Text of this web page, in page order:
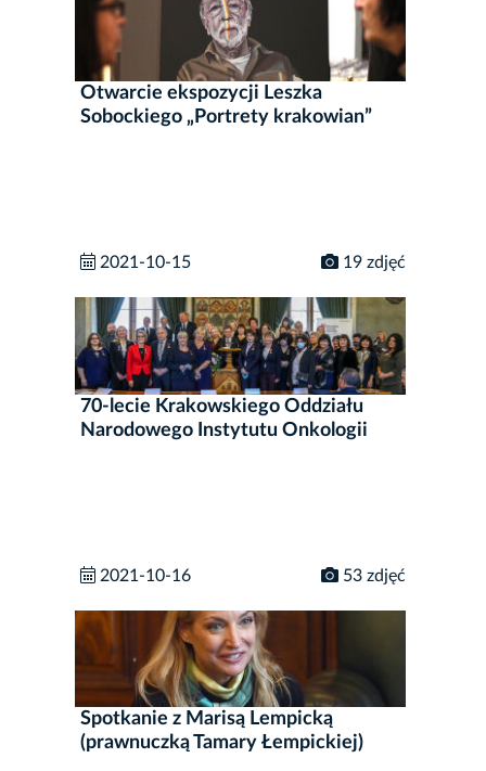
Otwarcie ekspozycji Leszka
Sobockiego „Portrety krakowian”
2021-10-15 19 zdjęć
70-lecie Krakowskiego Oddziału
Narodowego Instytutu Onkologii
2021-10-16 53 zdjęć
Spotkanie z Marisą Lempicką
(prawnuczką Tamary Łempickiej)